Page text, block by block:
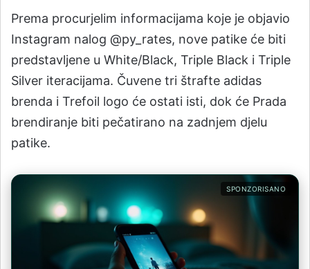
Prema procurjelim informacijama koje je objavio
Instagram nalog @py_rates, nove patike će biti
predstavljene u White/Black, Triple Black i Triple
Silver iteracijama. Čuvene tri štrafte adidas
brenda i Trefoil logo će ostati isti, dok će Prada
brendiranje biti pečatirano na zadnjem djelu
patike.
SPONZORISANO